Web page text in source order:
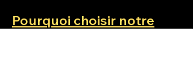
Pourquoi choisir notre